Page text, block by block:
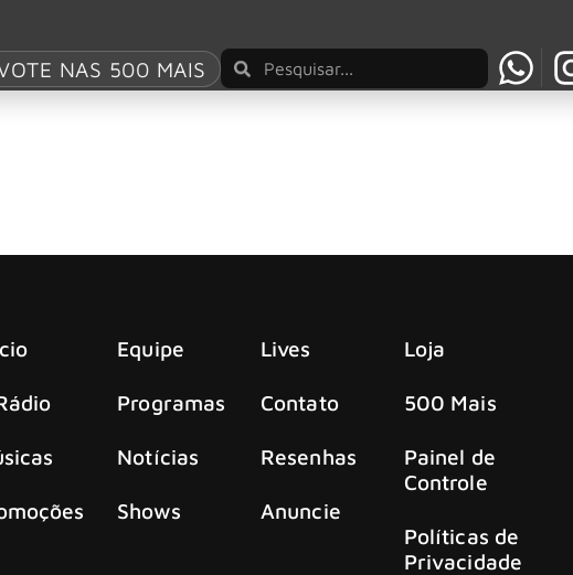
NAS 500 MAIS
Equipe
Programas
Notícias
Shows
Lives
Contato
Resenhas
Anuncie
Loja
500 Mais
Painel de
Controle
Políticas de
Privacidade